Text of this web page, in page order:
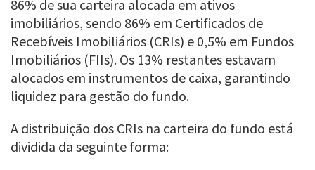
86% de sua carteira alocada em ativos
imobiliários, sendo 86% em Certificados de
Recebíveis Imobiliários (CRIs) e 0,5% em Fundos
Imobiliários (FIIs). Os 13% restantes estavam
alocados em instrumentos de caixa, garantindo
liquidez para gestão do fundo.
A distribuição dos CRIs na carteira do fundo está
dividida da seguinte forma: